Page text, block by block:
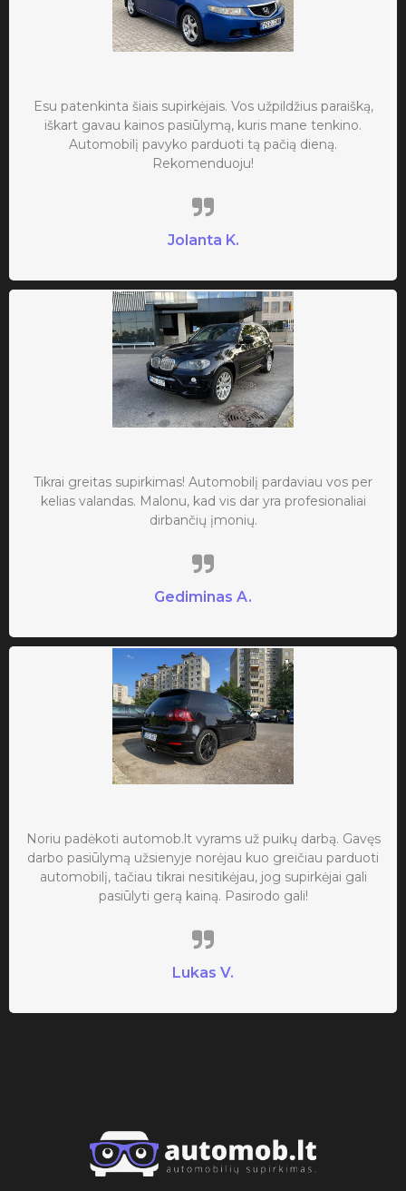
Esu patenkinta šiais supirkėjais. Vos užpildžius paraišką,
iškart gavau kainos pasiūlymą, kuris mane tenkino.
Automobilį pavyko parduoti tą pačią dieną.
Rekomenduoju!
Jolanta K.
Tikrai greitas supirkimas! Automobilį pardaviau vos per
kelias valandas. Malonu, kad vis dar yra profesionaliai
dirbančių įmonių.
Gediminas A.
Noriu padėkoti automob.lt vyrams už puikų darbą. Gavęs
darbo pasiūlymą užsienyje norėjau kuo greičiau parduoti
automobilį, tačiau tikrai nesitikėjau, jog supirkėjai gali
pasiūlyti gerą kainą. Pasirodo gali!
Lukas V.